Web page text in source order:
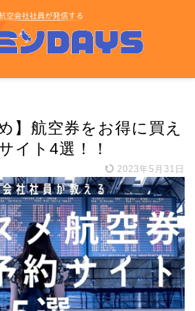
】航空券をお得に買え
イト4選！！
2023年5月31日